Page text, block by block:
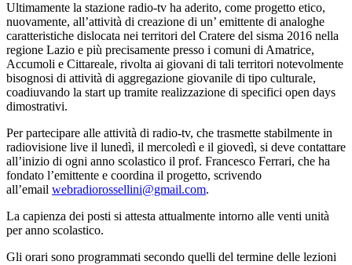
Ultimamente la stazione radio-tv ha aderito, come progetto etico,
nuovamente, all’attività di creazione di un’ emittente di analoghe
caratteristiche dislocata nei territori del Cratere del sisma 2016 nella
regione Lazio e più precisamente presso i comuni di Amatrice,
Accumoli e Cittareale, rivolta ai giovani di tali territori notevolmente
bisognosi di attività di aggregazione giovanile di tipo culturale,
coadiuvando la start up tramite realizzazione di specifici open days
dimostrativi.
Per partecipare alle attività di radio-tv, che trasmette stabilmente in
radiovisione live il lunedì, il mercoledì e il giovedì, si deve contattare
all’inizio di ogni anno scolastico il prof. Francesco Ferrari, che ha
fondato l’emittente e coordina il progetto, scrivendo
all’email webradiorossellini@gmail.com.
La capienza dei posti si attesta attualmente intorno alle venti unità
per anno scolastico.
Gli orari sono programmati secondo quelli del termine delle lezioni